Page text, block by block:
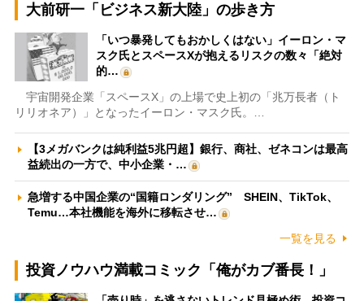
大前研一「ビジネス新大陸」の歩き方
「いつ暴発してもおかしくはない」イーロン・マ
スク氏とスペースXが抱えるリスクの数々「絶対
的…
宇宙開発企業「スペースX」の上場で史上初の「兆万長者（ト
リリオネア）」となったイーロン・マスク氏。…
【3メガバンクは純利益5兆円超】銀行、商社、ゼネコンは最高
益続出の一方で、中小企業・…
急増する中国企業の“国籍ロンダリング” SHEIN、TikTok、
Temu…本社機能を海外に移転させ…
一覧を見る
投資ノウハウ満載コミック「俺がカブ番長！」